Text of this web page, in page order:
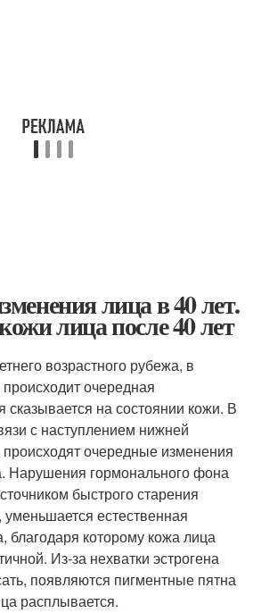
лица в 40 лет.
лица после 40 лет
возрастного рубежа, в
очередная
сказывается на состоянии кожи. В
с наступлением нижней
очередные изменения
Нарушения гормонального фона
быстрого старения
естественная
благодаря которому кожа лица
Из-за нехватки эстрогена
появляются пигментные пятна
расплывается.